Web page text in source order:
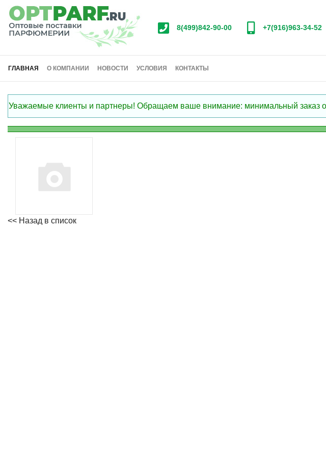
8(499)842-90-00 +7(916)963-34-52
ГЛАВНАЯ О КОМПАНИИ НОВОСТИ УСЛОВИЯ КОНТАКТЫ
Уважаемые клиенты и партнеры! Обращаем ваше внимание: минимальный заказ
<< Назад в список